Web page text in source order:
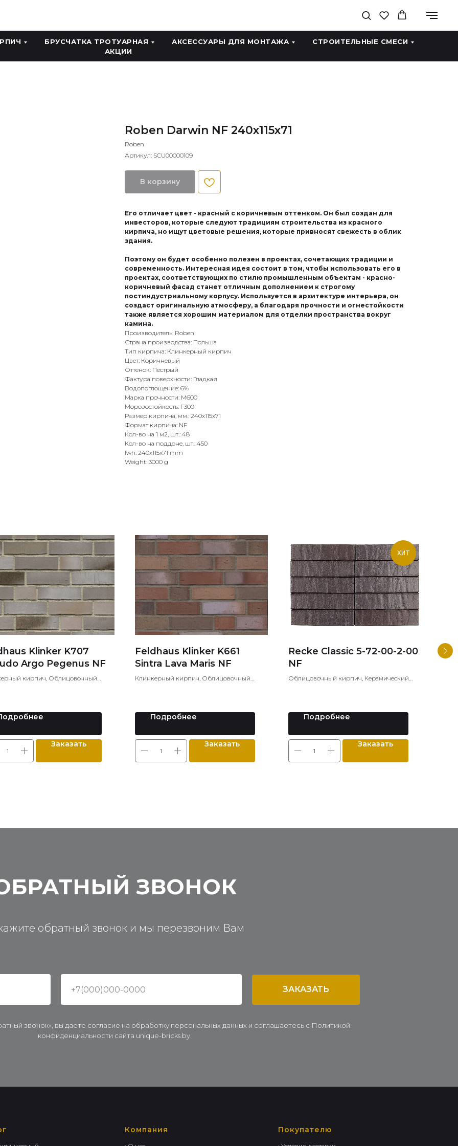
БРУСЧАТКА ТРОТУАРНАЯ АКСЕССУАРЫ ДЛЯ МОНТАЖА
СТРОИТЕЛЬНЫЕ СМЕСИ
АКЦИИ
Roben Darwin NF 240x115x71
Roben
Артикул: SCU00000109
В корзину
Его отличает цвет - красный с коричневым оттенком. Он был создан для
инвесторов, которые следуют традициям строительства из красного
кирпича, но ищут цветовые решения, которые привносят свежесть в облик
здания.
Поэтому он будет особенно полезен в проектах, сочетающих традиции и
современность. Интересная идея состоит в том, чтобы использовать его в
проектах, соответствующих по стилю промышленным объектам - красно-
коричневый фасад станет отличным дополнением к строгому
постиндустриальному корпусу. Используется в архитектуре интерьера, он
создаст оригинальную атмосферу, а благодаря прочности и огнестойкости
также является хорошим материалом для отделки пространства вокруг
камина.
Производитель: Roben
Страна производства: Польша
Тип кирпича: Клинкерный кирпич
Цвет: Коричневый
Оттенок: Пестрый
Фактура поверхности: Гладкая
Водопоглощение: 6%
Марка прочности: М600
Морозостойкость: F300
Размер кирпича, мм.: 240х115х71
Формат кирпича: NF
Кол-во на 1 м2, шт.: 48
Кол-во на поддоне, шт.: 450
lwh: 240x115x71 mm
Weight: 3000 g
Klinker K707
Argo Pegenus NF
кирпич, Облицовочный
Заказать
Feldhaus Klinker K661
Sintra Lava Maris NF
Клинкерный кирпич, Облицовочный
Подробнее
Заказать
ХИТ
Recke Classic 5-72-00-2-00
NF
Облицовочный кирпич, Керамический
Подробнее
Заказать
ЗВОНОК
обратный звонок и мы перезвоним Вам
ЗАКАЗАТЬ
звонок», вы даете согласие на обработку персональных данных и соглашаетесь c Политикой
конфиденциальности сайта unique-bricks.by.
Компания Покупателю